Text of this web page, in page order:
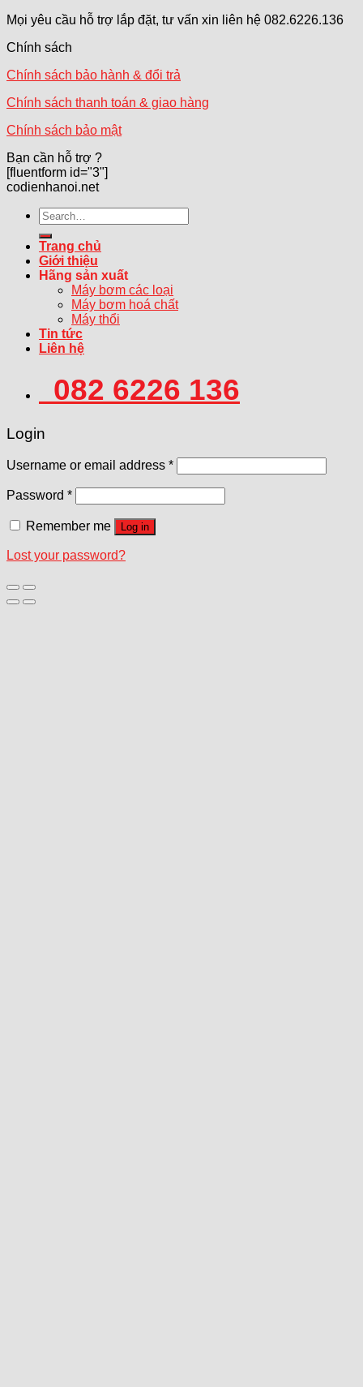
Mọi yêu cầu hỗ trợ lắp đặt, tư vấn xin liên hệ 082.6226.136
Chính sách
Chính sách bảo hành & đổi trả
Chính sách thanh toán & giao hàng
Chính sách bảo mật
Bạn cần hỗ trợ ?
[fluentform id="3"]
codienhanoi.net
Search
for:
Trang chủ
Giới thiệu
Hãng sản xuất
Máy bơm các loại
Máy bơm hoá chất
Máy thổi
Tin tức
Liên hệ
082 6226 136
Login
Username or email address *
Password *
Remember me Log in
Lost your password?